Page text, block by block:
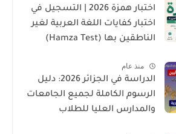
اختبار همزة 2026 | التسجيل في
اختبار كفايات اللغة العربية لغير
الناطقين بها (Hamza Test)
منذ عام
الدراسة في الجزائر 2026: دليل
الرسوم الكاملة لجميع الجامعات
والمدارس العليا للطلاب